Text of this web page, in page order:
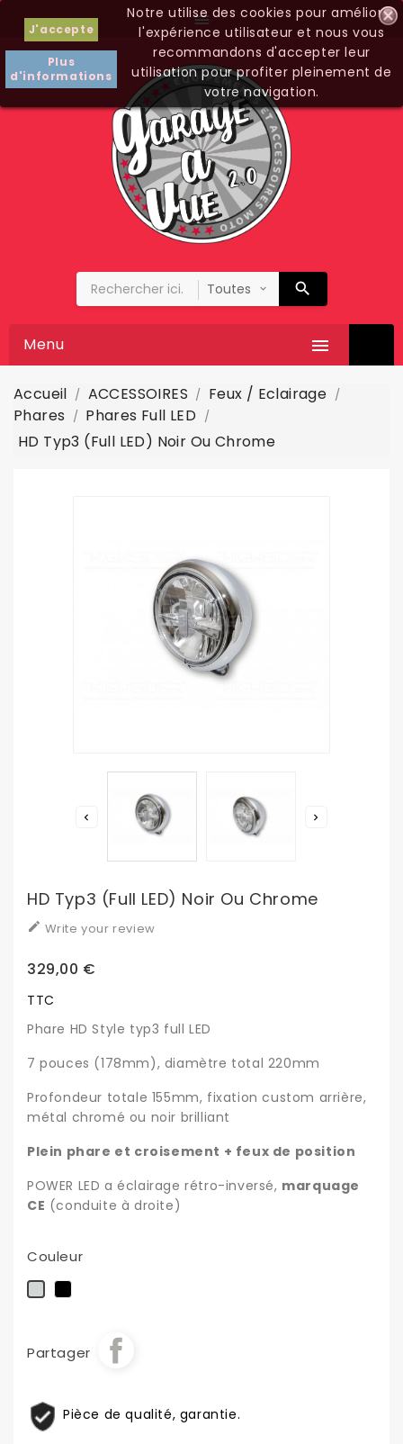

J'accepte
Plus
d'informations
Notre utilise des cookies pour améliorer
l'expérience utilisateur et nous vous
recommandons d'accepter leur
utilisation pour profiter pleinement de
votre navigation.

Menu
Accueil ACCESSOIRES
Feux / Eclairage
Phares
Phares Full LED
HD Typ3 (full LED) Noir Ou Chrome
 
HD Typ3 (full LED) Noir Ou Chrome
 Write your review
329,00 €
TTC
Phare HD Style typ3 full LED
7 pouces (178mm), diamètre total 220mm
Profondeur totale 155mm, fixation custom arrière,
métal chromé ou noir brilliant
Plein phare et croisement + feux de position
POWER LED a éclairage rétro-inversé, marquage
CE (conduite à droite)
Couleur
Chrome
Noir
Partager
Pièce de qualité, garantie.